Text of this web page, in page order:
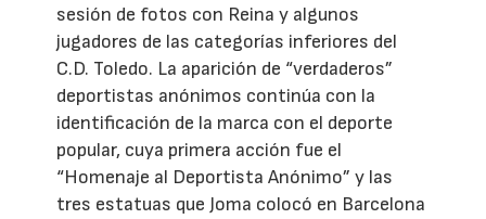
sesión de fotos con Reina y algunos
jugadores de las categorías inferiores del
C.D. Toledo. La aparición de “verdaderos”
deportistas anónimos continúa con la
identificación de la marca con el deporte
popular, cuya primera acción fue el
“Homenaje al Deportista Anónimo” y las
tres estatuas que Joma colocó en Barcelona